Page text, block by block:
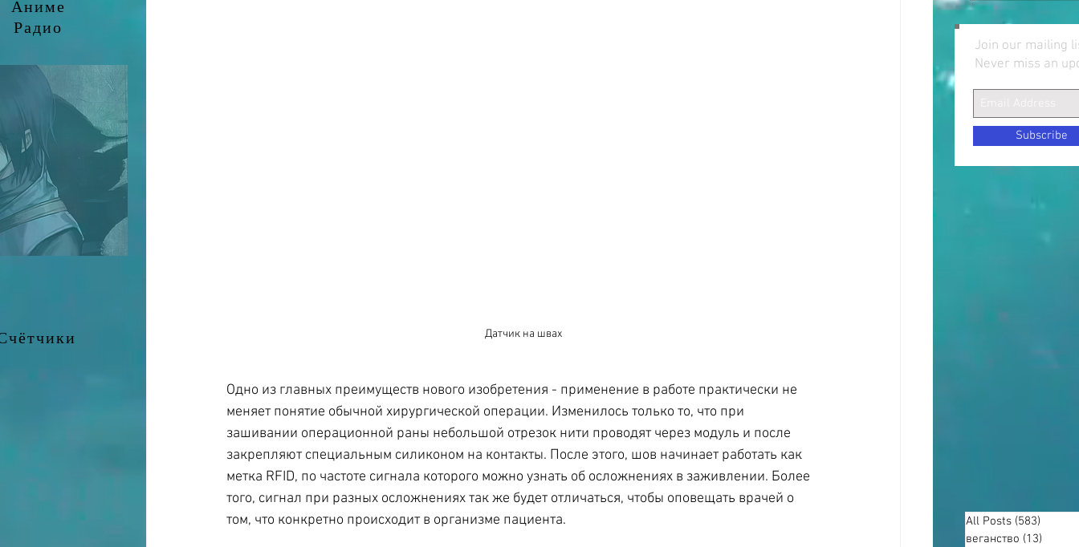
Датчик на швах
Одно из главных преимуществ нового изобретения - применение в работе практически не
меняет понятие обычной хирургической операции. Изменилось только то, что при
зашивании операционной раны небольшой отрезок нити проводят через модуль и после
закрепляют специальным силиконом на контакты. После этого, шов начинает работать как
метка RFID, по частоте сигнала которого можно узнать об осложнениях в заживлении. Более
того, сигнал при разных осложнениях так же будет отличаться, чтобы оповещать врачей о
том, что конкретно происходит в организме пациента.
All Posts (583)
веганство (13)
Join our mailing
Never miss an
Subscribe
Аниме
Радио